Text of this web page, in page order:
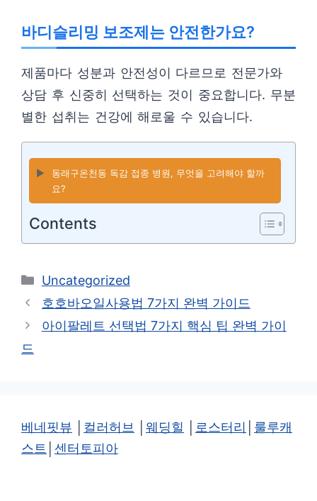
바디슬리밍 보조제는 안전한가요?
제품마다 성분과 안전성이 다르므로 전문가와
상담 후 신중히 선택하는 것이 중요합니다. 무분
별한 섭취는 건강에 해로울 수 있습니다.
▶️
동래구온천동 독감 접종 병원, 무엇을 고려해야 할까
요?
Contents
카
테
리
Uncategorized
호호바오일사용법 7가지 완벽 가이드
아이팔레트 선택법 7가지 핵심 팁 완벽 가이
드
베네핏뷰 컬러허브 웨딩힐 로스터리
룰루캐
스트
센터토피아